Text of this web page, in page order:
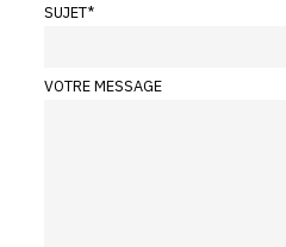
SUJET*
VOTRE MESSAGE